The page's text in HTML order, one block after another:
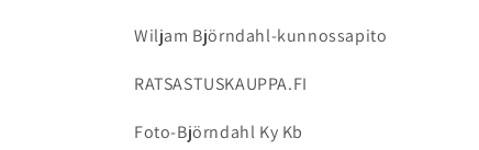
Wiljam Björndahl-kunnossapito
RATSASTUSKAUPPA.FI
Foto-Björndahl Ky Kb